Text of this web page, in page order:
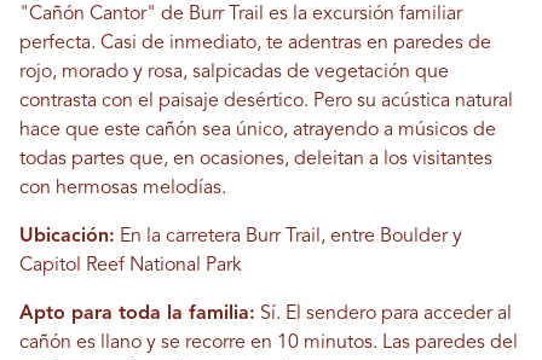
"Cañón Cantor" de Burr Trail es la excursión familiar
perfecta. Casi de inmediato, te adentras en paredes de
rojo, morado y rosa, salpicadas de vegetación que
contrasta con el paisaje desértico. Pero su acústica natural
hace que este cañón sea único, atrayendo a músicos de
todas partes que, en ocasiones, deleitan a los visitantes
con hermosas melodías.
Ubicación: En la carretera Burr Trail, entre Boulder y
Capitol Reef National Park
Apto para toda la familia: Sí. El sendero para acceder al
cañón es llano y se recorre en 10 minutos. Las paredes del